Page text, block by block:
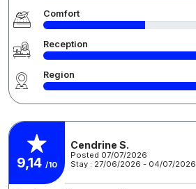
Comfort
Reception
Region
9,14 /10
Cendrine S.
Posted 07/07/2026
Stay : 27/06/2026 - 04/07/2026